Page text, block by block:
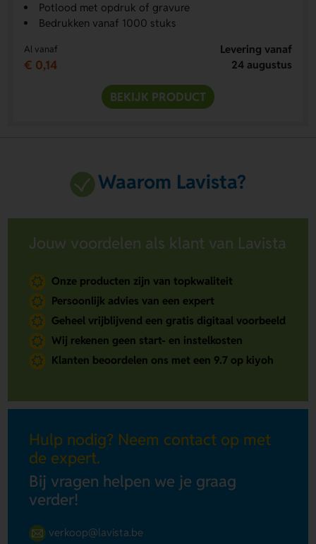
Potlood met opdruk of gravure
Bedrukken vanaf 1000 stuks
Al vanaf
€ 0,14
Levering vanaf
24 augustus
BEKIJK PRODUCT
Waarom Lavista?
Jouw voordelen als klant van Lavista
Onze producten zijn van topkwaliteit
Persoonlijk advies van een expert
Geheel vrijblijvend een gratis digitaal voorbeeld
Wij rekenen geen start- en instelkosten
Klanten beoordelen ons met een 9.7 op kiyoh
Hulp nodig? Neem contact op met
de expert.
Bij vragen helpen we je graag
verder!
verkoop@lavista.be